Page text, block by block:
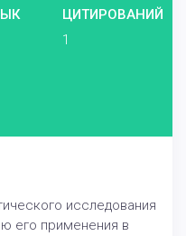
ЦИТИРОВАНИЙ
1
исследования
его применения в